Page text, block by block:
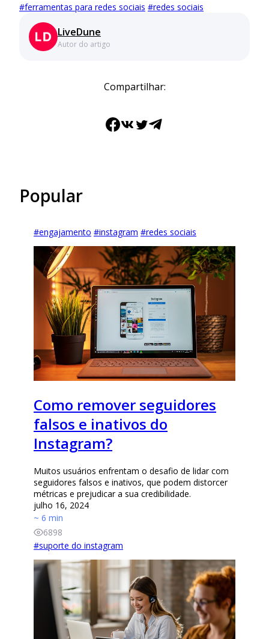
#ferramentas para redes sociais #redes sociais
Autor do artigo
LiveDune
Compartilhar:
Facebook
VKTwitter
Telegram
Popular
#engajamento #instagram #redes sociais
Como remover seguidores
falsos e inativos do
Instagram?
Muitos usuários enfrentam o desafio de lidar com
seguidores falsos e inativos, que podem distorcer
métricas e prejudicar a sua credibilidade.
julho 16, 2024
~ 6 min
6898
#suporte do instagram